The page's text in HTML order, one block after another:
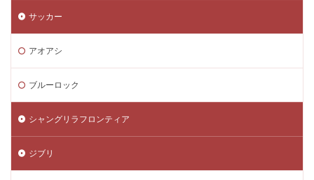
サッカー
アオアシ
ブルーロック
シャングリラフロンティア
ジブリ